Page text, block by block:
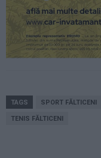
TAGS SPORT FĂLTICENI
TENIS FĂLTICENI